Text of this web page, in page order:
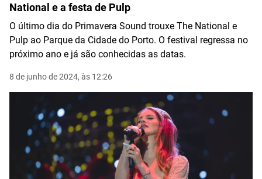
National e a festa de Pulp
O último dia do Primavera Sound trouxe The National e
Pulp ao Parque da Cidade do Porto. O festival regressa no
próximo ano e já são conhecidas as datas.
8 de junho de 2024, às 12:26